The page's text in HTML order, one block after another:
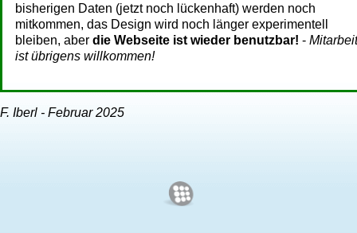
bisherigen Daten (jetzt noch lückenhaft) werden noch
mitkommen, das Design wird noch länger experimentell
bleiben, aber die Webseite ist wieder benutzbar! - Mitarbeit
ist übrigens willkommen!
F. Iberl - Februar 2025